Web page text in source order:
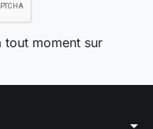
tout moment sur